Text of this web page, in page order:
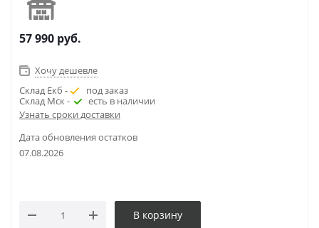
57 990 руб.
Хочу дешевле
Склад Екб -
под заказ
Склад Мск -
есть в наличии
Узнать сроки доставки
Дата обновления остатков
07.08.2026
В корзину